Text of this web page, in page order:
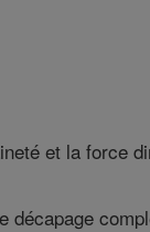
et la force
décapage